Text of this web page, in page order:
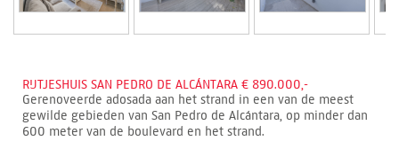
RIJTJESHUIS SAN PEDRO DE ALCÁNTARA € 890.000,-
Gerenoveerde adosada aan het strand in een van de meest
gewilde gebieden van San Pedro de Alcántara, op minder dan
600 meter van de boulevard en het strand.